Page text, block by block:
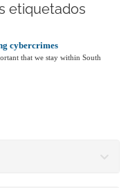
etiquetados
cybercrimes
that we stay within South